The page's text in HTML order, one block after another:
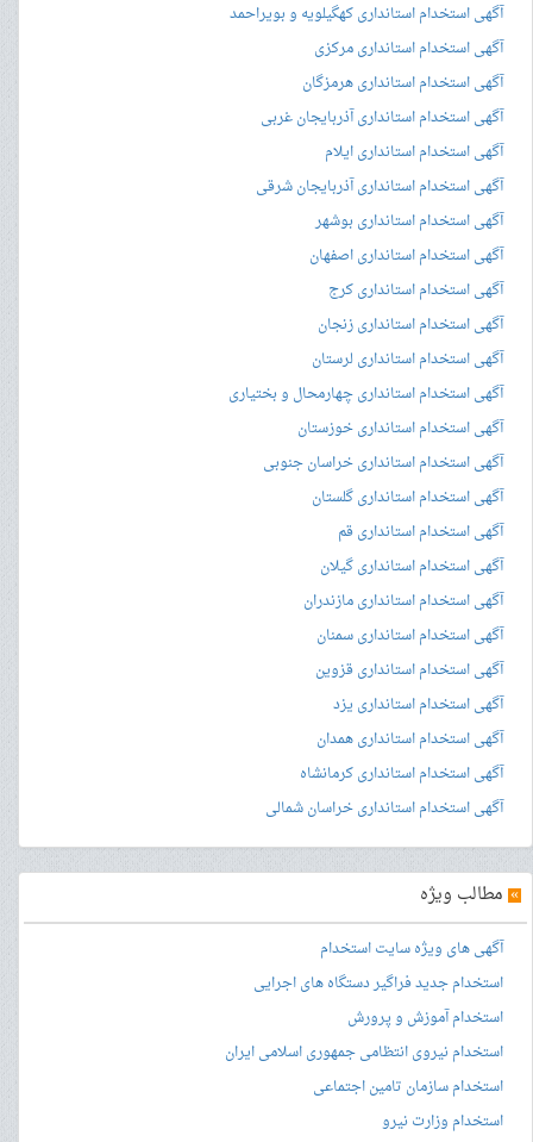
آگهی استخدام استانداری کهگیلویه و بویراحمد
آگهی استخدام استانداری مرکزی
آگهی استخدام استانداری هرمزگان
آگهی استخدام استانداری آذربایجان غربی
آگهی استخدام استانداری ایلام
آگهی استخدام استانداری آذربایجان شرقی
آگهی استخدام استانداری بوشهر
آگهی استخدام استانداری اصفهان
آگهی استخدام استانداری کرج
آگهی استخدام استانداری زنجان
آگهی استخدام استانداری لرستان
آگهی استخدام استانداری چهارمحال و بختیاری
آگهی استخدام استانداری خوزستان
آگهی استخدام استانداری خراسان جنوبی
آگهی استخدام استانداری گلستان
آگهی استخدام استانداری قم
آگهی استخدام استانداری گیلان
آگهی استخدام استانداری مازندران
آگهی استخدام استانداری سمنان
آگهی استخدام استانداری قزوین
آگهی استخدام استانداری یزد
آگهی استخدام استانداری همدان
آگهی استخدام استانداری کرمانشاه
آگهی استخدام استانداری خراسان شمالی
» مطالب ویژه
آگهی های ویژه سایت استخدام
استخدام جدید فراگیر دستگاه های اجرایی
استخدام آموزش و پرورش
استخدام نیروی انتظامی جمهوری اسلامی ایران
استخدام سازمان تامین اجتماعی
استخدام وزارت نیرو